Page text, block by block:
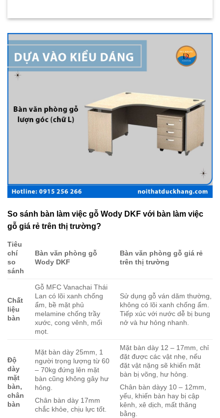
So sánh bàn làm việc gỗ Wody DKF với bàn làm việc
gỗ giá rẻ trên thị trường?
Tiêu
chí
so
sánh
Bàn văn phòng gỗ
Wody DKF
Bàn văn phòng gỗ giá rẻ
trên thị trường
Chất
liệu
bàn
Gỗ MFC Vanachai Thái
Lan có lõi xanh chống
ẩm, bề mặt phủ
melamine chống trầy
xước, cong vênh, mối
mọt.
Sử dụng gỗ ván dăm thường,
không có lõi xanh chống ẩm.
Tiếp xúc với nước dễ bị bung
nở và hư hỏng nhanh.
Độ
dày
mặt
bàn,
chân
bàn
Mặt bàn dày 25mm, 1
người trọng lượng từ 60
– 70kg đứng lên mặt
bàn cũng không gây hư
hỏng.
Chân bàn dày 17mm
chắc khỏe, chịu lực tốt.
Mặt bàn dày 12 – 17mm, chỉ
đặt được các vật nhẹ, nếu
đặt vật nặng sẽ khiến mặt
bàn bị võng, hư hỏng.
Chân bàn dàyy 10 – 12mm,
yếu, khiến bàn hay bị cập
kênh, xê dịch, mất thăng
bằng.